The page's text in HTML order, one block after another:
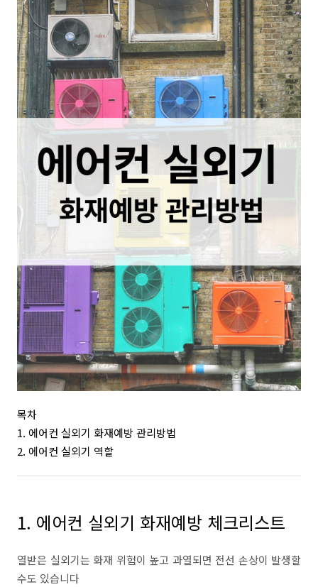
목차
1. 에어컨 실외기 화재예방 관리방법
2. 에어컨 실외기 역할
1. 에어컨 실외기 화재예방 체크리스트
열받은 실외기는 화재 위험이 높고 과열되면 전선 손상이 발생할
수도 있습니다